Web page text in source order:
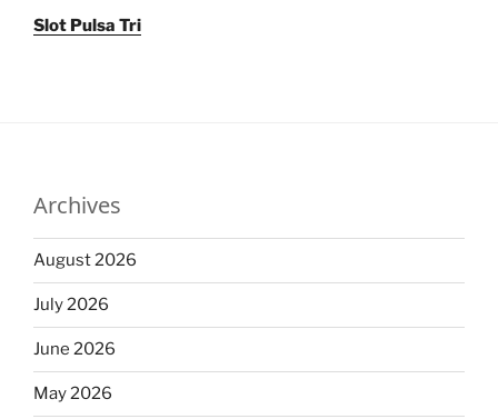
Slot Pulsa Tri
Archives
August 2026
July 2026
June 2026
May 2026